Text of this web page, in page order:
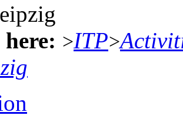
>ITP>